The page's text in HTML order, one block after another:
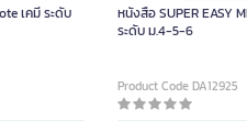
เคมี ระดับ
หนังสือ SUPER EASY
ระดับ ม.4-5-6
Product Code DA12925